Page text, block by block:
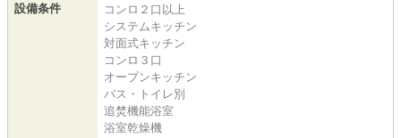
設備条件
コンロ２口以上
システムキッチン
対面式キッチン
コンロ３口
オープンキッチン
バス・トイレ別
追焚機能浴室
浴室乾燥機